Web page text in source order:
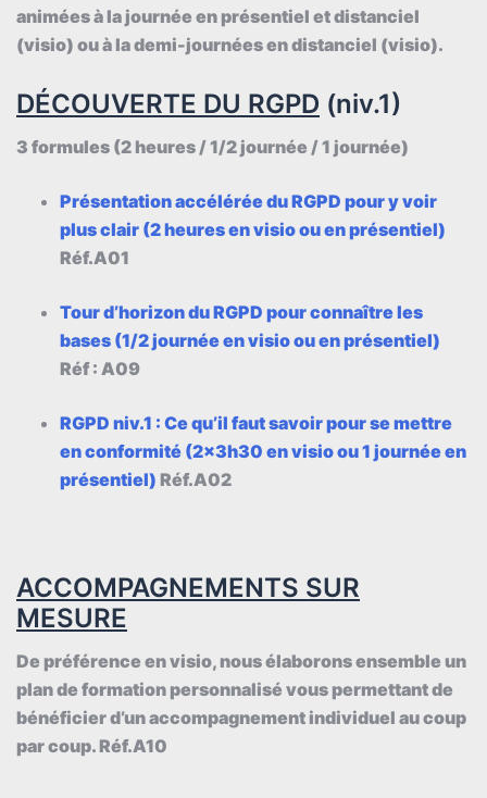
animées à la journée en présentiel et distanciel
(visio) ou à la demi-journées en distanciel (visio).
DÉCOUVERTE DU RGPD (niv.1)
3 formules (2 heures / 1/2 journée / 1 journée)
Présentation accélérée du RGPD pour y voir
plus clair (2 heures en visio ou en présentiel)
Réf.A01
Tour d’horizon du RGPD pour connaître les
bases (1/2 journée en visio ou en présentiel)
Réf : A09
RGPD niv.1 : Ce qu’il faut savoir pour se mettre
en conformité (2x3h30 en visio ou 1 journée en
présentiel) Réf.A02
ACCOMPAGNEMENTS SUR
MESURE
De préférence en visio, nous élaborons ensemble un
plan de formation personnalisé vous permettant de
bénéficier d’un accompagnement individuel au coup
par coup. Réf.A10